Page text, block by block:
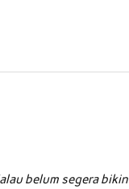
belum segera bikin